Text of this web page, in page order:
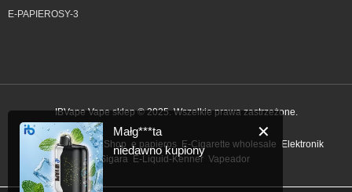
E-PAPIEROSY-3
IBVape Vape sklep © 2025. Wszelkie prawa zastrzeżone.
Link: Blonde Wig Shop e papieros E-Cigarette wholesale
Elektronik
Sigara E-Liquid-Kenner Vapeador
✕
Małg***ta
niedawno kupiony